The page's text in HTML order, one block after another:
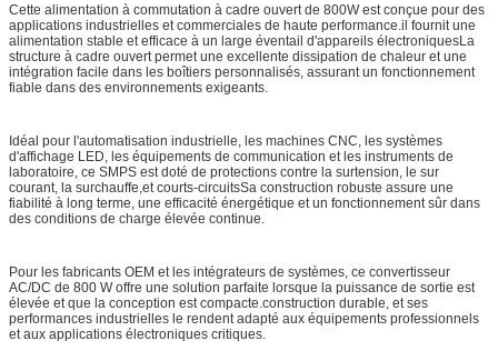
Cette alimentation à commutation à cadre ouvert de 800W est conçue pour des
applications industrielles et commerciales de haute performance.il fournit une
alimentation stable et efficace à un large éventail d'appareils électroniquesLa
structure à cadre ouvert permet une excellente dissipation de chaleur et une
intégration facile dans les boîtiers personnalisés, assurant un fonctionnement
fiable dans des environnements exigeants.
Idéal pour l'automatisation industrielle, les machines CNC, les systèmes
d'affichage LED, les équipements de communication et les instruments de
laboratoire, ce SMPS est doté de protections contre la surtension, le sur
courant, la surchauffe,et courts-circuitsSa construction robuste assure une
fiabilité à long terme, une efficacité énergétique et un fonctionnement sûr dans
des conditions de charge élevée continue.
Pour les fabricants OEM et les intégrateurs de systèmes, ce convertisseur
AC/DC de 800 W offre une solution parfaite lorsque la puissance de sortie est
élevée et que la conception est compacte.construction durable, et ses
performances industrielles le rendent adapté aux équipements professionnels
et aux applications électroniques critiques.